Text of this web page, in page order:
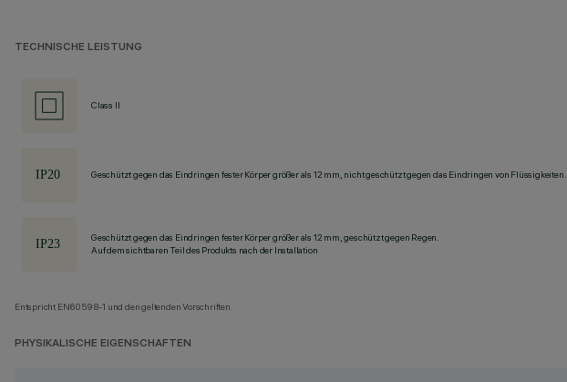
TECHNISCHE LEISTUNG
Class II
Geschützt gegen das Eindringen fester Körper größer als 12 mm, nicht geschützt gegen das Eindringen von Flüssigkeiten.
Geschützt gegen das Eindringen fester Körper größer als 12 mm, geschützt gegen Regen.
Auf dem sichtbaren Teil des Produkts nach der Installation
Entspricht EN60598-1 und den geltenden Vorschriften.
PHYSIKALISCHE EIGENSCHAFTEN